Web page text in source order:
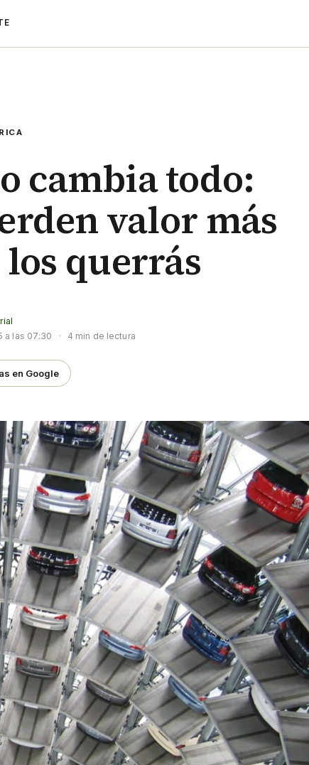
cambia todo:
valor más
querrás
a las 07:30 · 4 min de lectura
en Google